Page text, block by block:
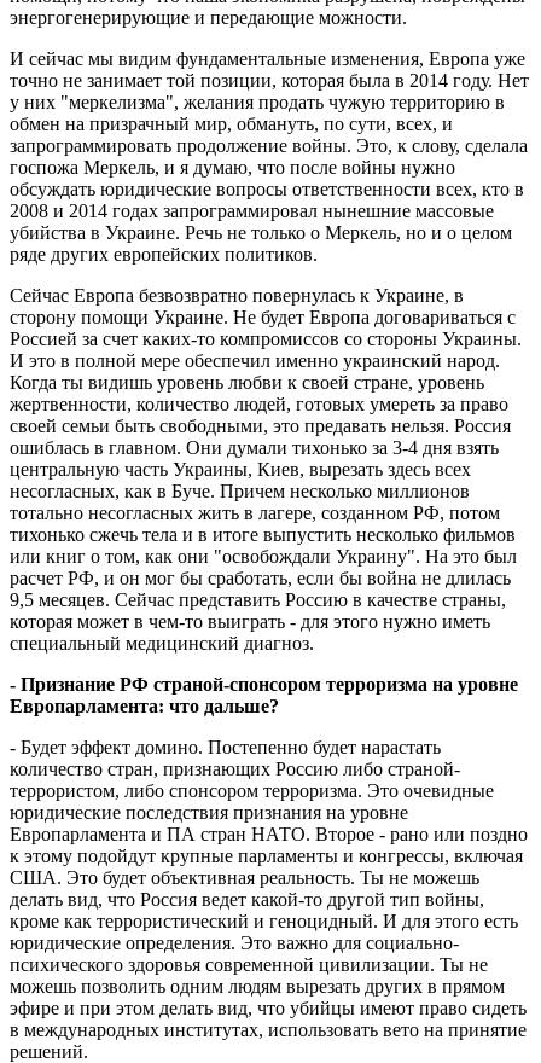
энергогенерирующие и передающие можности.
И сейчас мы видим фундаментальные изменения, Европа уже
точно не занимает той позиции, которая была в 2014 году. Нет
у них "меркелизма", желания продать чужую территорию в
обмен на призрачный мир, обмануть, по сути, всех, и
запрограммировать продолжение войны. Это, к слову, сделала
госпожа Меркель, и я думаю, что после войны нужно
обсуждать юридические вопросы ответственности всех, кто в
2008 и 2014 годах запрограммировал нынешние массовые
убийства в Украине. Речь не только о Меркель, но и о целом
ряде других европейских политиков.
Сейчас Европа безвозвратно повернулась к Украине, в
сторону помощи Украине. Не будет Европа договариваться с
Россией за счет каких-то компромиссов со стороны Украины.
И это в полной мере обеспечил именно украинский народ.
Когда ты видишь уровень любви к своей стране, уровень
жертвенности, количество людей, готовых умереть за право
своей семьи быть свободными, это предавать нельзя. Россия
ошиблась в главном. Они думали тихонько за 3-4 дня взять
центральную часть Украины, Киев, вырезать здесь всех
несогласных, как в Буче. Причем несколько миллионов
тотально несогласных жить в лагере, созданном РФ, потом
тихонько сжечь тела и в итоге выпустить несколько фильмов
или книг о том, как они "освобождали Украину". На это был
расчет РФ, и он мог бы сработать, если бы война не длилась
9,5 месяцев. Сейчас представить Россию в качестве страны,
которая может в чем-то выиграть - для этого нужно иметь
специальный медицинский диагноз.
- Признание РФ страной-спонсором терроризма на уровне
Европарламента: что дальше?
- Будет эффект домино. Постепенно будет нарастать
количество стран, признающих Россию либо страной-
террористом, либо спонсором терроризма. Это очевидные
юридические последствия признания на уровне
Европарламента и ПА стран НАТО. Второе - рано или поздно
к этому подойдут крупные парламенты и конгрессы, включая
США. Это будет объективная реальность. Ты не можешь
делать вид, что Россия ведет какой-то другой тип войны,
кроме как террористический и геноцидный. И для этого есть
юридические определения. Это важно для социально-
психического здоровья современной цивилизации. Ты не
можешь позволить одним людям вырезать других в прямом
эфире и при этом делать вид, что убийцы имеют право сидеть
в международных институтах, использовать вето на принятие
решений.